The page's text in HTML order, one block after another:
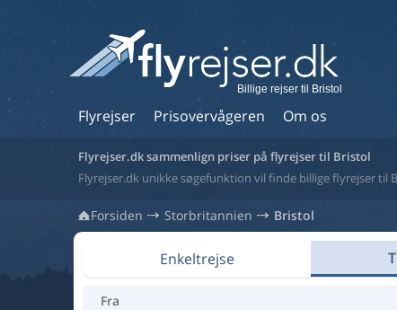
Flyrejser Prisovervågeren Om os
Billige rejser til Bristol
Flyrejser.dk sammenlign priser på flyrejser til Bristol
Flyrejser.dk unikke søgefunktion vil finde billige flyrejser til
Forsiden Storbritannien Bristol
Enkeltrejse
Fra